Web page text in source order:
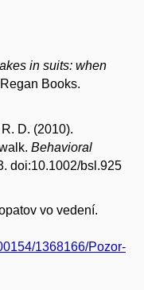
in suits: when
Books.
D. (2010).
Behavioral
doi:10.1002/bsl.925
vo vedení.
1368166/Pozor-